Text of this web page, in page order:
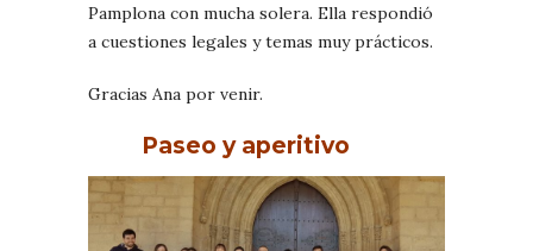
Pamplona con mucha solera. Ella respondió
a cuestiones legales y temas muy prácticos.
Gracias Ana por venir.
Paseo y aperitivo